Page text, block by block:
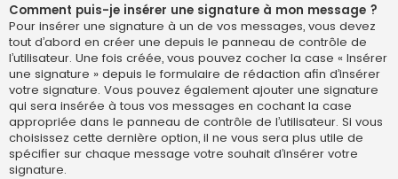
Comment puis-je insérer une signature à mon message ?
Pour insérer une signature à un de vos messages, vous devez
tout d’abord en créer une depuis le panneau de contrôle de
l’utilisateur. Une fois créée, vous pouvez cocher la case « Insérer
une signature » depuis le formulaire de rédaction afin d’insérer
votre signature. Vous pouvez également ajouter une signature
qui sera insérée à tous vos messages en cochant la case
appropriée dans le panneau de contrôle de l’utilisateur. Si vous
choisissez cette dernière option, il ne vous sera plus utile de
spécifier sur chaque message votre souhait d’insérer votre
signature.